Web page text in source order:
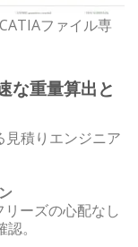
ファイル専
な重量算出と
積りエンジニア
ーズの心配なし
。